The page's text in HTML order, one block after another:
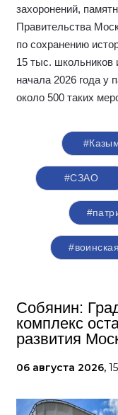
захоронений,
Правительства
по сохранению
15 тыс. школьников
начала 2026 года у
около 500 таких
#СЗАО
Собянин:
комплекс
развития
06 августа 2026,